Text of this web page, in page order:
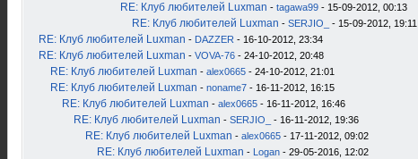
RE: Клуб любителей Luxman - tagawa99 - 15-09-2012, 00:13
RE: Клуб любителей Luxman - SERJIO_ - 15-09-2012, 19:11
RE: Клуб любителей Luxman - DAZZER - 16-10-2012, 23:34
RE: Клуб любителей Luxman - VOVA-76 - 24-10-2012, 20:48
RE: Клуб любителей Luxman - alex0665 - 24-10-2012, 21:01
RE: Клуб любителей Luxman - noname7 - 16-11-2012, 16:15
RE: Клуб любителей Luxman - alex0665 - 16-11-2012, 16:46
RE: Клуб любителей Luxman - SERJIO_ - 16-11-2012, 19:36
RE: Клуб любителей Luxman - alex0665 - 17-11-2012, 09:02
RE: Клуб любителей Luxman - Logan - 29-05-2016, 12:02